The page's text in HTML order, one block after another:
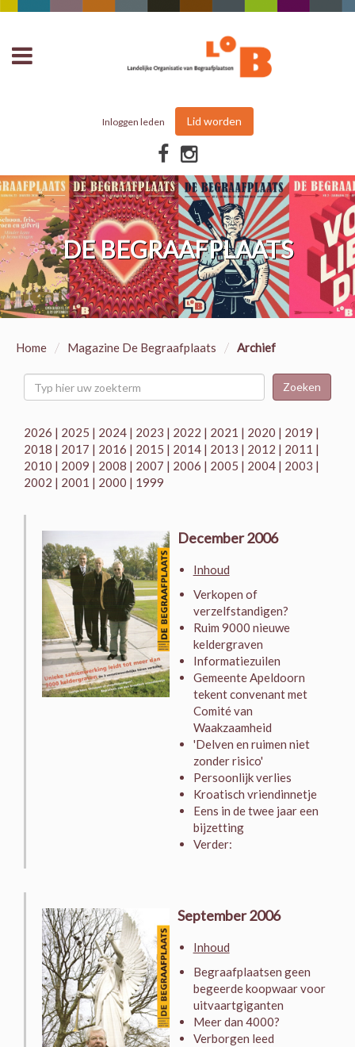
Inloggen leden Lid worden
DE BEGRAAFPLAATS
Home / Magazine De Begraafplaats / Archief
Zoeken
2026 | 2025 | 2024 | 2023 | 2022 | 2021 | 2020 | 2019 |
2018 | 2017 | 2016 | 2015 | 2014 | 2013 | 2012 | 2011 |
2010 | 2009 | 2008 | 2007 | 2006 | 2005 | 2004 | 2003 |
2002 | 2001 | 2000 | 1999
December 2006
Inhoud
Verkopen of
verzelfstandigen?
Ruim 9000 nieuwe
keldergraven
Informatiezuilen
Gemeente Apeldoorn
tekent convenant met
Comité van
Waakzaamheid
'Delven en ruimen niet
zonder risico'
Persoonlijk verlies
Kroatisch vriendinnetje
Eens in de twee jaar een
bijzetting
Verder:
September 2006
Inhoud
Begraafplaatsen geen
begeerde koopwaar voor
uitvaartgiganten
Meer dan 4000?
Verborgen leed